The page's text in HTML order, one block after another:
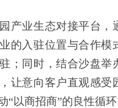
产业生态对接平台，
的入驻位置与合作模
；同时，结合沙盘举
让意向客户直观感受
“以商招商”的良性循环